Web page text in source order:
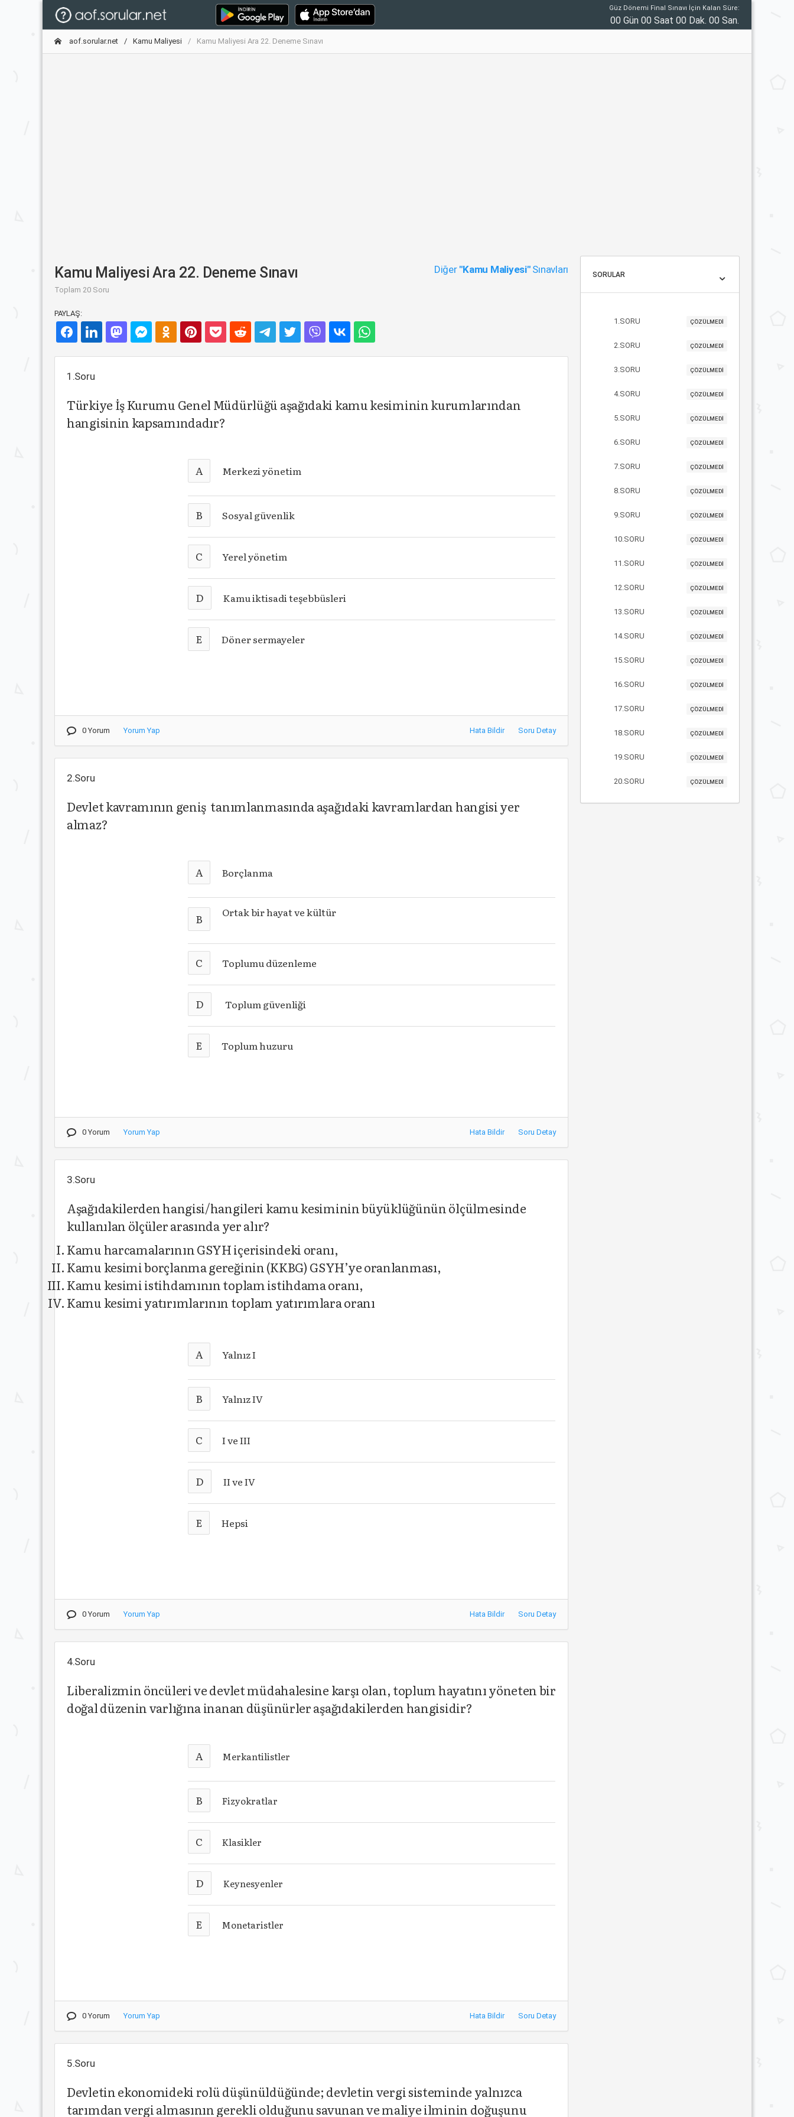
Güz Dönemi Final Sınavı İçin Kalan Süre:
00 Gün 00 Saat 00 Dak. 00 San.
aof.sorular.net Kamu Maliyesi Kamu Maliyesi Ara 22. Deneme Sınavı
Kamu Maliyesi Ara 22. Deneme Sınavı
Toplam 20 Soru
Diğer "Kamu Maliyesi"Sınavları
PAYLAŞ:
1.Soru
Türkiye İş Kurumu Genel Müdürlüğü aşağıdaki kamu kesiminin kurumlarından
hangisinin kapsamındadır?
A Merkezi yönetim
B Sosyal güvenlik
C Yerel yönetim
D Kamu iktisadi teşebbüsleri
E Döner sermayeler
0 Yorum Yorum Yap Hata Bildir Soru Detay
2.Soru
Devlet kavramının geniş tanımlanmasında aşağıdaki kavramlardan hangisi yer
almaz?
A Borçlanma
B Ortak bir hayat ve kültür
C Toplumu düzenleme
D Toplum güvenliği
E Toplum huzuru
0 Yorum Yorum Yap Hata Bildir Soru Detay
3.Soru
Aşağıdakilerden hangisi/hangileri kamu kesiminin büyüklüğünün ölçülmesinde
kullanılan ölçüler arasında yer alır?
Kamu harcamalarının GSYH içerisindeki oranı,
Kamu kesimi borçlanma gereğinin (KKBG) GSYH’ye oranlanması,
Kamu kesimi istihdamının toplam istihdama oranı,
Kamu kesimi yatırımlarının toplam yatırımlara oranı
A Yalnız I
B Yalnız IV
C I ve III
D II ve IV
E Hepsi
0 Yorum Yorum Yap Hata Bildir Soru Detay
4.Soru
Liberalizmin öncüleri ve devlet müdahalesine karşı olan, toplum hayatını yöneten bir
doğal düzenin varlığına inanan düşünürler aşağıdakilerden hangisidir?
A Merkantilistler
B Fizyokratlar
C Klasikler
D Keynesyenler
E Monetaristler
0 Yorum Yorum Yap Hata Bildir Soru Detay
5.Soru
Devletin ekonomideki rolü düşünüldüğünde; devletin vergi sisteminde yalnızca
tarımdan vergi almasının gerekli olduğunu savunan ve maliye ilminin doğuşunu
SORULAR
1.SORU ÇÖZÜLMEDİ
2.SORU ÇÖZÜLMEDİ
3.SORU ÇÖZÜLMEDİ
4.SORU ÇÖZÜLMEDİ
5.SORU ÇÖZÜLMEDİ
6.SORU ÇÖZÜLMEDİ
7.SORU ÇÖZÜLMEDİ
8.SORU ÇÖZÜLMEDİ
9.SORU ÇÖZÜLMEDİ
10.SORU ÇÖZÜLMEDİ
11.SORU ÇÖZÜLMEDİ
12.SORU ÇÖZÜLMEDİ
13.SORU ÇÖZÜLMEDİ
14.SORU ÇÖZÜLMEDİ
15.SORU ÇÖZÜLMEDİ
16.SORU ÇÖZÜLMEDİ
17.SORU ÇÖZÜLMEDİ
18.SORU ÇÖZÜLMEDİ
19.SORU ÇÖZÜLMEDİ
20.SORU ÇÖZÜLMEDİ